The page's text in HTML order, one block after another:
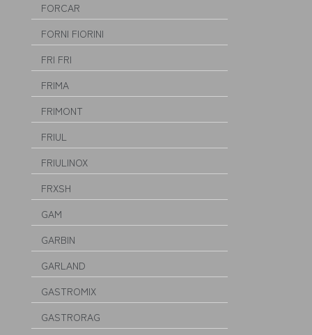
FORCAR
FORNI FIORINI
FRI FRI
FRIMA
FRIMONT
FRIUL
FRIULINOX
FRXSH
GAM
GARBIN
GARLAND
GASTROMIX
GASTRORAG